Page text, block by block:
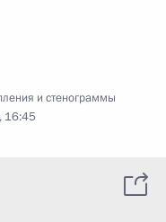
и стенограммы
16:45